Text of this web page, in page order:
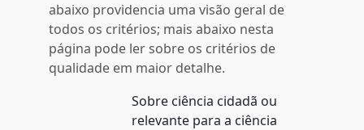
abaixo providencia uma visão geral de
todos os critérios; mais abaixo nesta
página pode ler sobre os critérios de
qualidade em maior detalhe.
Sobre ciência cidadã ou
relevante para a ciência